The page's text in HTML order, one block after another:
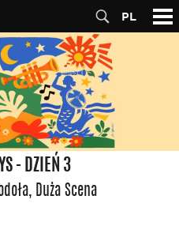
PL
- DZIEŃ 3
, Duża Scena